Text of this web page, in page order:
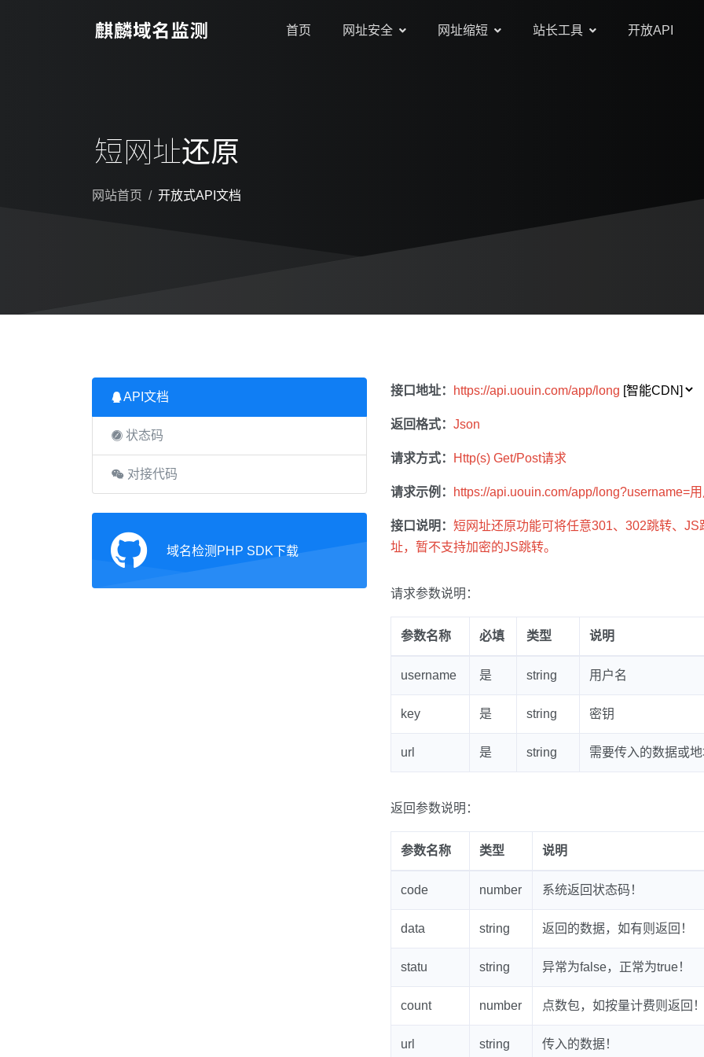
首页 网址安全 网址缩短 站长工具 开放API
短网址还原
网站首页 开放式API文档
API文档
状态码
对接代码
域名检测PHP SDK下载
接口地址： https://api.uouin.com/app/long
返回格式： Json
请求方式： Http(s) Get/Post请求
请求示例： https://api.uouin.com/app/long?username=
接口说明： 短网址还原功能可将任意301、302跳转、
址，暂不支持加密的JS跳转。
请求参数说明：
参数名称 必填 类型 说明
username 是 string 用户名
key 是 string 密钥
url 是 string 需要传入的数据或
返回参数说明：
参数名称 类型 说明
code number 系统返回状态码！
data string 返回的数据，如有则返回！
statu string 异常为false，正常为true！
count number 点数包，如按量计费则返回
url string 传入的数据！